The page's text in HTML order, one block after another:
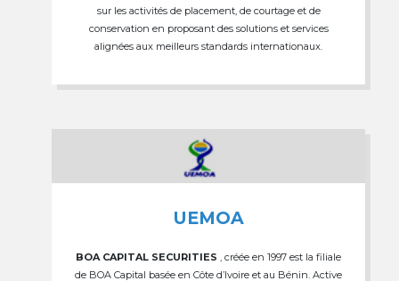
sur les activités de placement, de courtage et de
conservation en proposant des solutions et services
alignées aux meilleurs standards internationaux.
UEMOA
BOA CAPITAL SECURITIES , créée en 1997 est la filiale
de BOA Capital basée en Côte d’Ivoire et au Bénin. Active